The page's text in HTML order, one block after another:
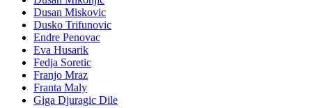
Dusan Miskovic
Dusko Trifunovic
Endre Penovac
Eva Husarik
Fedja Soretic
Franjo Mraz
Franta Maly
Giga Djuragic Dile